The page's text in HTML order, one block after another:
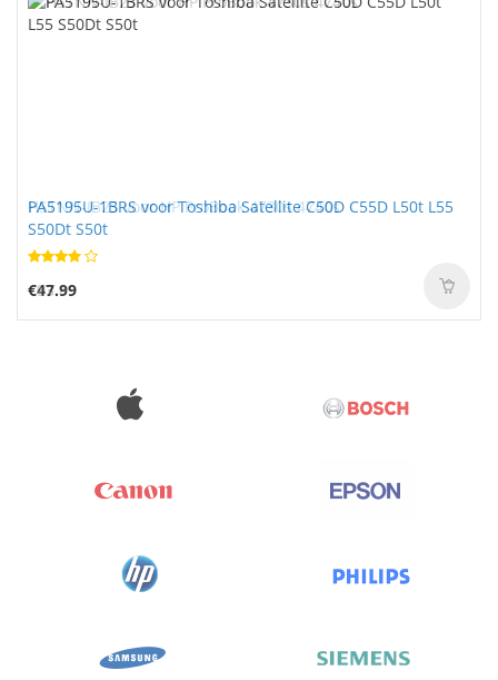
PA5195U-1BRS voor Toshiba Satellite C50D C55D L50t L55
S50Dt S50t
€47.99